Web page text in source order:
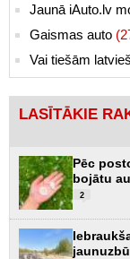
Jaunā iAuto.lv
Gaismas auto
Vai tiešām
LASĪTĀKIE
Pēc
bojātu
2